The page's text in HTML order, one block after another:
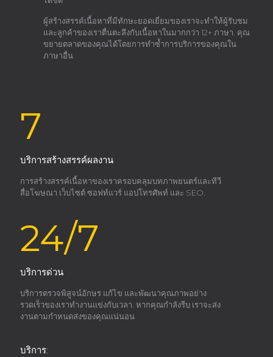
ผู้สร้างสรรค์เนื้อหาที่มีทักษะยอดเยี่ยมของเราจะทำให้ผู้รับชม
และลูกค้าของเราตื่นตะลึงกับเนื้อหาในมากกว่า 12+ ภาษา. คุณ
ขยายตลาดของคุณได้โดยการทำซ้ำการบริการของคุณใน
ภาษาอื่น
7
บริการสร้างสรรค์ผลงาน
การสร้างสรรค์เนื้อหาของเราครอบคลุมบทภาพยนตร์และทีวี
สื่อโฆษณา เว็บไซต์ ซอฟท์แวร์ แอปโทรศัพท์ และ SEO.
24/7
บริการด่วน
บริการตรวจพิสูจน์อักษร แก้ไข และพัฒนาคุณภาพอย่าง
รวดเร็วของเราทำงานแข่งกับเวลา. หากคุณกำลังรีบ เราจะส่ง
งานตามกำหนดส่งของคุณแน่นอน
บริการ: